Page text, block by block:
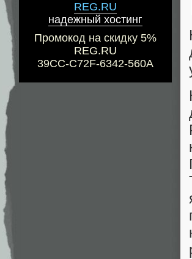
REG.RU
надежный хостинг
Промокод на скидку 5%
REG.RU
39CC-C72F-6342-560A